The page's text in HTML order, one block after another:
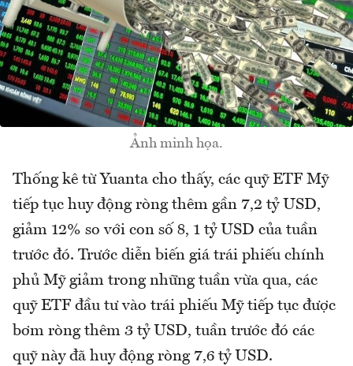
Ảnh minh họa.
Thống kê từ Yuanta cho thấy, các quỹ ETF Mỹ
tiếp tục huy động ròng thêm gần 7,2 tỷ USD,
giảm 12% so với con số 8, 1 tỷ USD của tuần
trước đó. Trước diễn biến giá trái phiếu chính
phủ Mỹ giảm trong những tuần vừa qua, các
quỹ ETF đầu tư vào trái phiếu Mỹ tiếp tục được
bơm ròng thêm 3 tỷ USD, tuần trước đó các
quỹ này đã huy động ròng 7,6 tỷ USD.